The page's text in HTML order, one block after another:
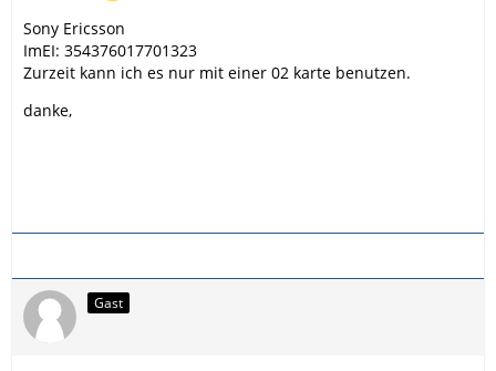
Sony Ericsson
ImEI: 354376017701323
Zurzeit kann ich es nur mit einer 02 karte benutzen.
danke,
Gast